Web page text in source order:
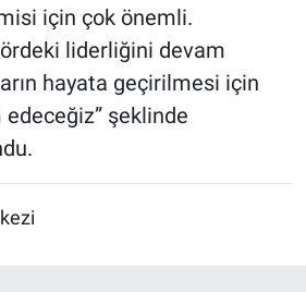
için çok önemli.
liderliğini devam
hayata geçirilmesi için
edeceğiz” şeklinde